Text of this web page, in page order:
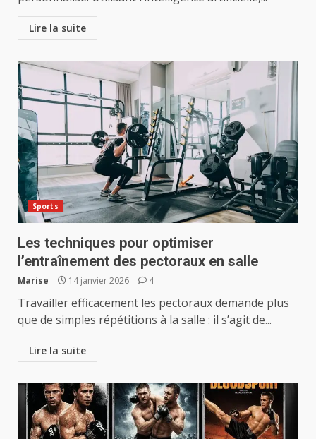
Lire la suite
Sports
Les techniques pour optimiser
l’entraînement des pectoraux en salle
Marise 14 janvier 2026 4
Travailler efficacement les pectoraux demande plus
que de simples répétitions à la salle : il s’agit de...
Lire la suite